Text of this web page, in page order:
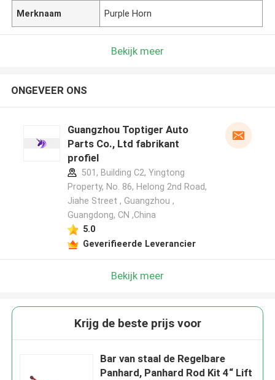
Merknaam Purple Horn
Bekijk meer
ONGEVEER ONS
Guangzhou Toptiger Auto
Parts Co., Ltd fabrikant
profiel
501, Building C2, Yingtong
Property, No. 86, Helong 2nd Road,
Jiahe Street , Guangzhou ,
Guangdong, CN ,China
5.0
Geverifieerde Leverancier
Bekijk meer
Krijg de beste prijs voor
Bar van staal de Regelbare
Panhard, Panhard Rod Kit 4“ Lift